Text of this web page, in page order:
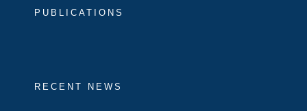
PUBLICATIONS
RECENT NEWS